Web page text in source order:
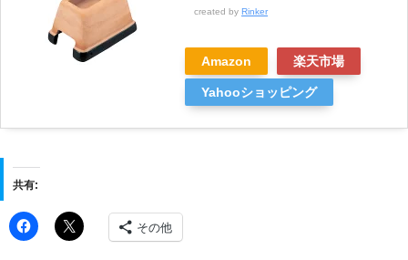
created by Rinker
Amazon 楽天市場
Yahooショッピング
共有:
その他